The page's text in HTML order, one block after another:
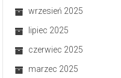
wrzesień 2025
lipiec 2025
czerwiec 2025
marzec 2025